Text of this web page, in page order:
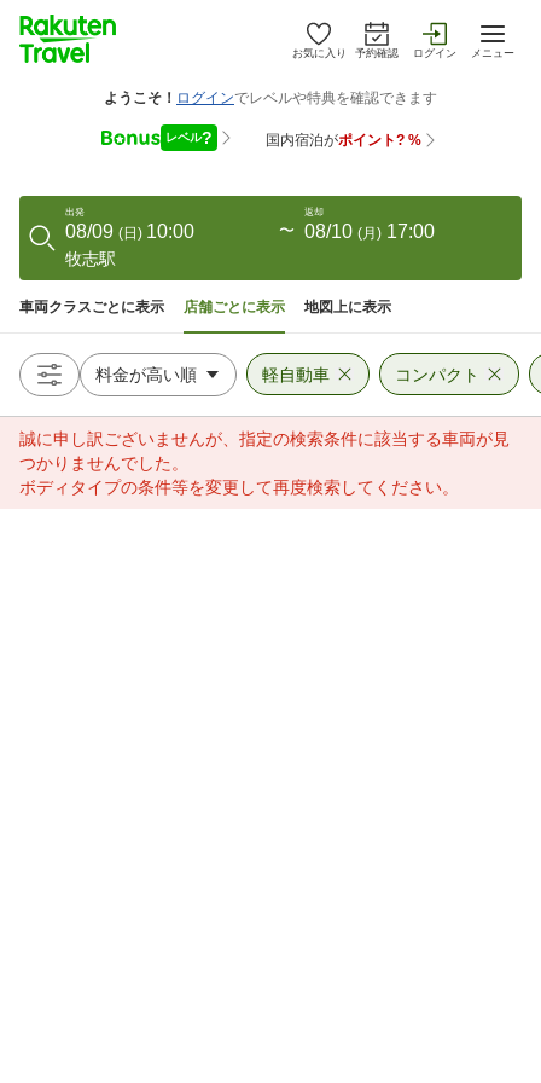
お気に入り 予約確認 ログイン メニュー
出発
08/09 (日) 10:00 〜
返却
08/10 (月 ) 17:00
牧志駅
車両クラスごとに表示 店舗ごとに表示 地図上に表示
軽自動車 コンパクト
誠に申し訳ございませんが、指定の検索条件に該当する車両が見
つかりませんでした。
ボディタイプの条件等を変更して再度検索してください。